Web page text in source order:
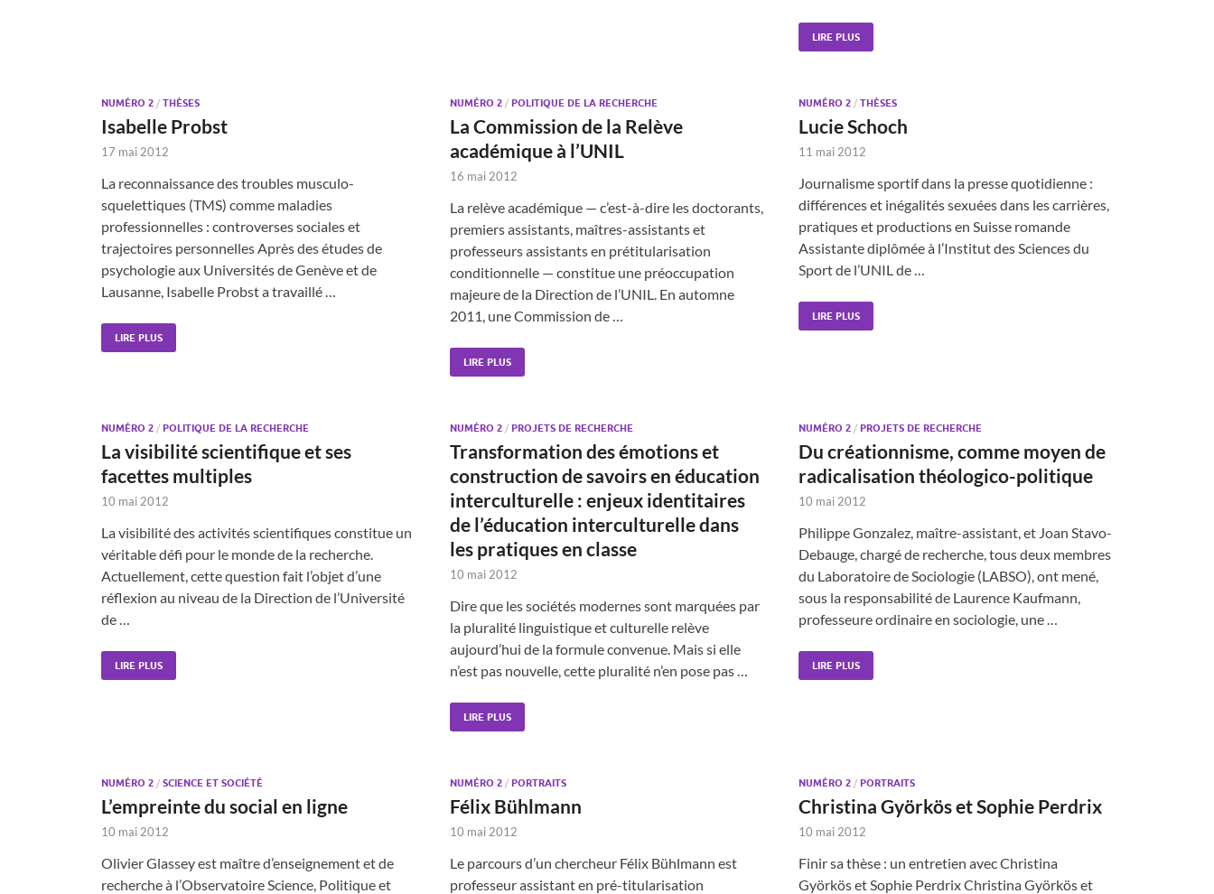
LIRE PLUS
NUMÉRO 2 / THÈSES
Isabelle Probst
17 mai 2012
La reconnaissance des troubles musculo-
squelettiques (TMS) comme maladies
professionnelles : controverses sociales et
trajectoires personnelles Après des études de
psychologie aux Universités de Genève et de
Lausanne, Isabelle Probst a travaillé …
LIRE PLUS
NUMÉRO 2 / POLITIQUE DE LA RECHERCHE
La Commission de la Relève
académique à l’UNIL
16 mai 2012
La relève académique — c’est-à-dire les doctorants,
premiers assistants, maîtres-assistants et
professeurs assistants en prétitularisation
conditionnelle — constitue une préoccupation
majeure de la Direction de l’UNIL. En automne
2011, une Commission de …
LIRE PLUS
NUMÉRO 2 / THÈSES
Lucie Schoch
11 mai 2012
Journalisme sportif dans la presse quotidienne :
différences et inégalités sexuées dans les carrières,
pratiques et productions en Suisse romande
Assistante diplômée à l’Institut des Sciences du
Sport de l’UNIL de …
LIRE PLUS
NUMÉRO 2 / POLITIQUE DE LA RECHERCHE
La visibilité scientifique et ses
facettes multiples
10 mai 2012
La visibilité des activités scientifiques constitue un
véritable défi pour le monde de la recherche.
Actuellement, cette question fait l’objet d’une
réflexion au niveau de la Direction de l’Université
de …
LIRE PLUS
NUMÉRO 2 / PROJETS DE RECHERCHE
Transformation des émotions et
construction de savoirs en éducation
interculturelle : enjeux identitaires
de l’éducation interculturelle dans
les pratiques en classe
10 mai 2012
Dire que les sociétés modernes sont marquées par
la pluralité linguistique et culturelle relève
aujourd’hui de la formule convenue. Mais si elle
n’est pas nouvelle, cette pluralité n’en pose pas …
LIRE PLUS
NUMÉRO 2 / PROJETS DE RECHERCHE
Du créationnisme, comme moyen de
radicalisation théologico-politique
10 mai 2012
Philippe Gonzalez, maître-assistant, et Joan Stavo-
Debauge, chargé de recherche, tous deux membres
du Laboratoire de Sociologie (LABSO), ont mené,
sous la responsabilité de Laurence Kaufmann,
professeure ordinaire en sociologie, une …
LIRE PLUS
NUMÉRO 2 / SCIENCE ET SOCIÉTÉ
L’empreinte du social en ligne
10 mai 2012
Olivier Glassey est maître d’enseignement et de
recherche à l’Observatoire Science, Politique et
NUMÉRO 2 / PORTRAITS
Félix Bühlmann
10 mai 2012
Le parcours d’un chercheur Félix Bühlmann est
professeur assistant en pré-titularisation
NUMÉRO 2 / PORTRAITS
Christina Györkös et Sophie Perdrix
10 mai 2012
Finir sa thèse : un entretien avec Christina
Györkös et Sophie Perdrix Christina Györkös et